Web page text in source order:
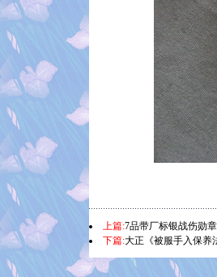
上篇:7品带厂标银战伤勋章
下篇:大正《被服手入保养